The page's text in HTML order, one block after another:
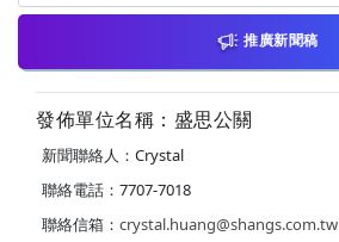
推廣新聞稿
發佈單位名稱：盛思公關
新聞聯絡人：Crystal
聯絡電話：7707-7018
聯絡信箱： crystal.huang@shangs.com.tw